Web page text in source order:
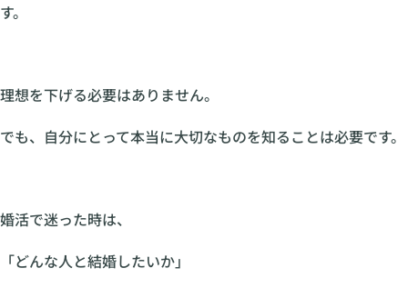
す。
理想を下げる必要はありません。
でも、自分にとって本当に大切なものを知ることは必要です。
婚活で迷った時は、
「どんな人と結婚したいか」